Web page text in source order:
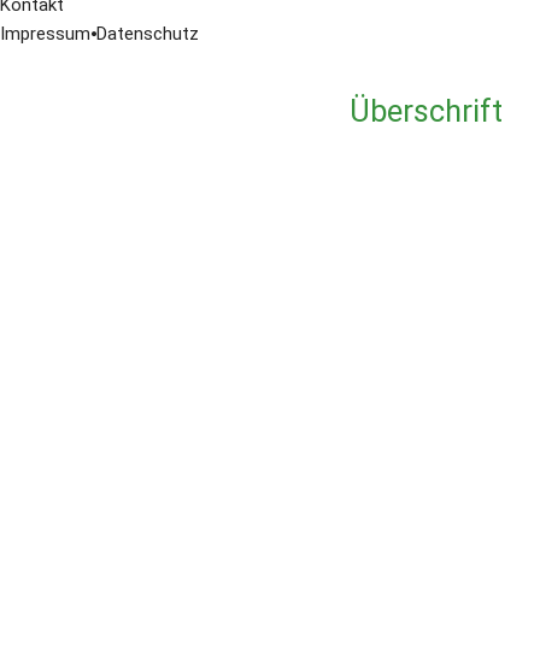
ML Darts Open
STS Turnierserie 19/20
Kontakt
Impressum⦁Datenschutz
Überschrift